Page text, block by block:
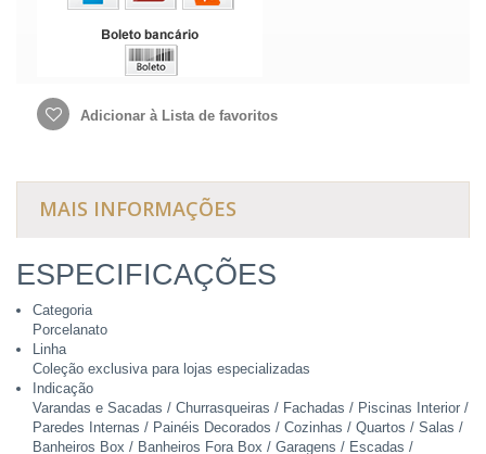
Adicionar à Lista de favoritos
MAIS INFORMAÇÕES
ESPECIFICAÇÕES
Categoria
Porcelanato
Linha
Coleção exclusiva para lojas especializadas
Indicação
Varandas e Sacadas / Churrasqueiras / Fachadas / Piscinas Interior /
Paredes Internas / Painéis Decorados / Cozinhas / Quartos / Salas /
Banheiros Box / Banheiros Fora Box / Garagens / Escadas /